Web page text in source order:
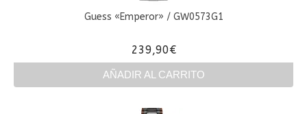
Guess «Emperor» / GW0573G1
239,90€
AÑADIR AL CARRITO